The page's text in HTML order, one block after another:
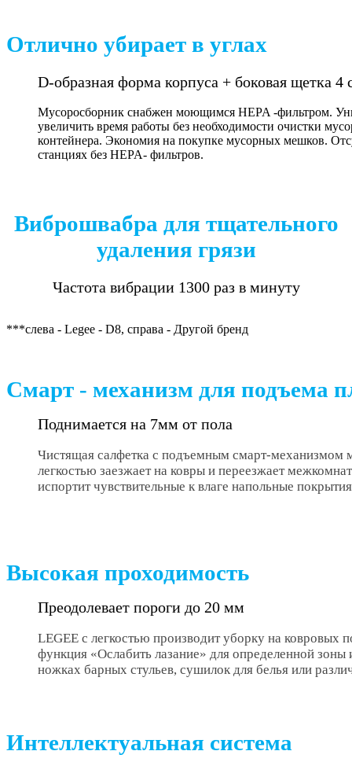
Отлично убирает в углах
D-образная форма корпуса + боковая щетка 4
Мусоросборник снабжен моющимся HEPA -фильтром.
увеличить время работы без необходимости очистки
контейнера. Экономия на покупке мусорных мешков.
станциях без HEPA- фильтров.
Виброшвабра для тщательного
удаления грязи
Частота вибрации 1300 раз в минуту
***слева - Legee - D8, справа - Другой бренд
Смарт - механизм для подъема
Поднимается на 7мм от пола
Чистящая салфетка с подъемным смарт-механизмом
легкостью заезжает на ковры и переезжает
испортит чувствительные к влаге напольные
Высокая проходимость
Преодолевает пороги до 20 мм
LEGEE с легкостью производит уборку на
функция «Ослабить лазание» для определенной
ножках барных стульев, сушилок для белья или
Интеллектуальная система